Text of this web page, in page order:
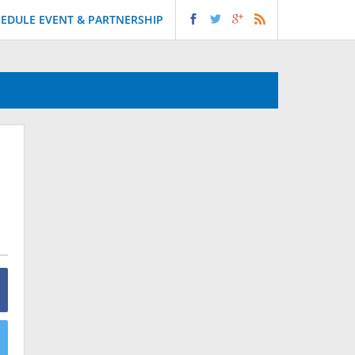
EVENT & PARTNERSHIP